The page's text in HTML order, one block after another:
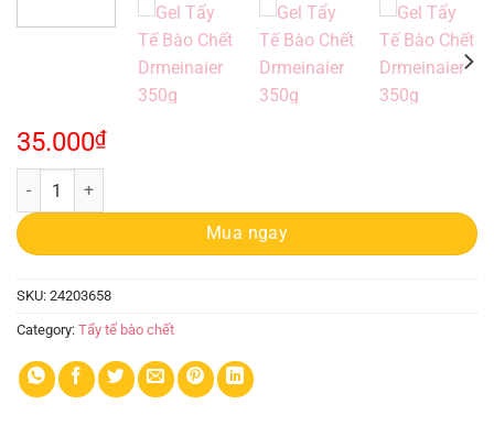
35.000₫
Gel Tẩy Tế Bào Chết Drmeinaier 350g quantity
Mua ngay
SKU: 24203658
Category: Tẩy tế bào chết